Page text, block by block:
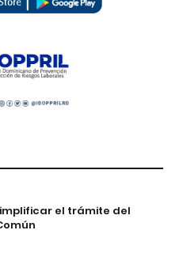
el trámite del